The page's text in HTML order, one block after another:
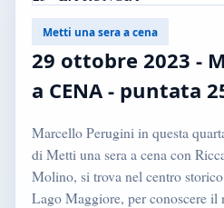
Metti una sera a cena
29 ottobre 2023 -
a CENA - puntata
Marcello Perugini in questa
di Metti una sera a cena con
Molino, si trova nel centro
Lago Maggiore, per conoscere il